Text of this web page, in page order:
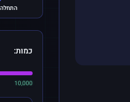
כמות:
10,000